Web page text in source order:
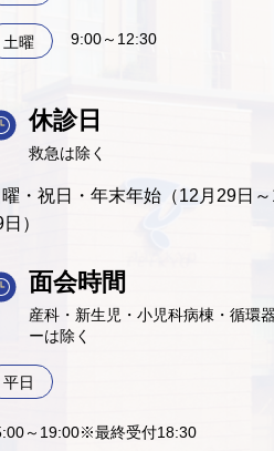
土曜 9:00～12:30
休診日
救急は除く
曜・祝日・年末年始（12月29日
）
面会時間
産科・新生児・小児科病棟・循環
ーは除く
平日
～19:00※最終受付18:30